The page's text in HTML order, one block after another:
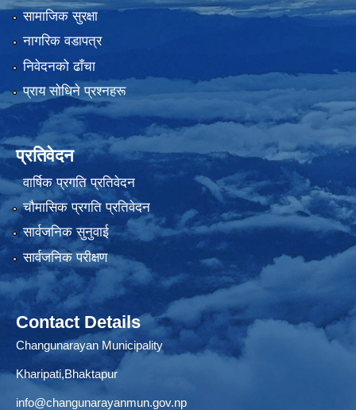
सामाजिक सुरक्षा
नागरिक वडापत्र
निवेदनको ढाँचा
प्राय साेधिने प्रश्नहरू
प्रतिवेदन
वार्षिक प्रगति प्रतिवेदन
चौमासिक प्रगति प्रतिवेदन
सार्वजनिक सुनुवाई
सार्वजनिक परीक्षण
Contact Details
Changunarayan Municipality
Kharipati,Bhaktapur
info@changunarayanmun.gov.np